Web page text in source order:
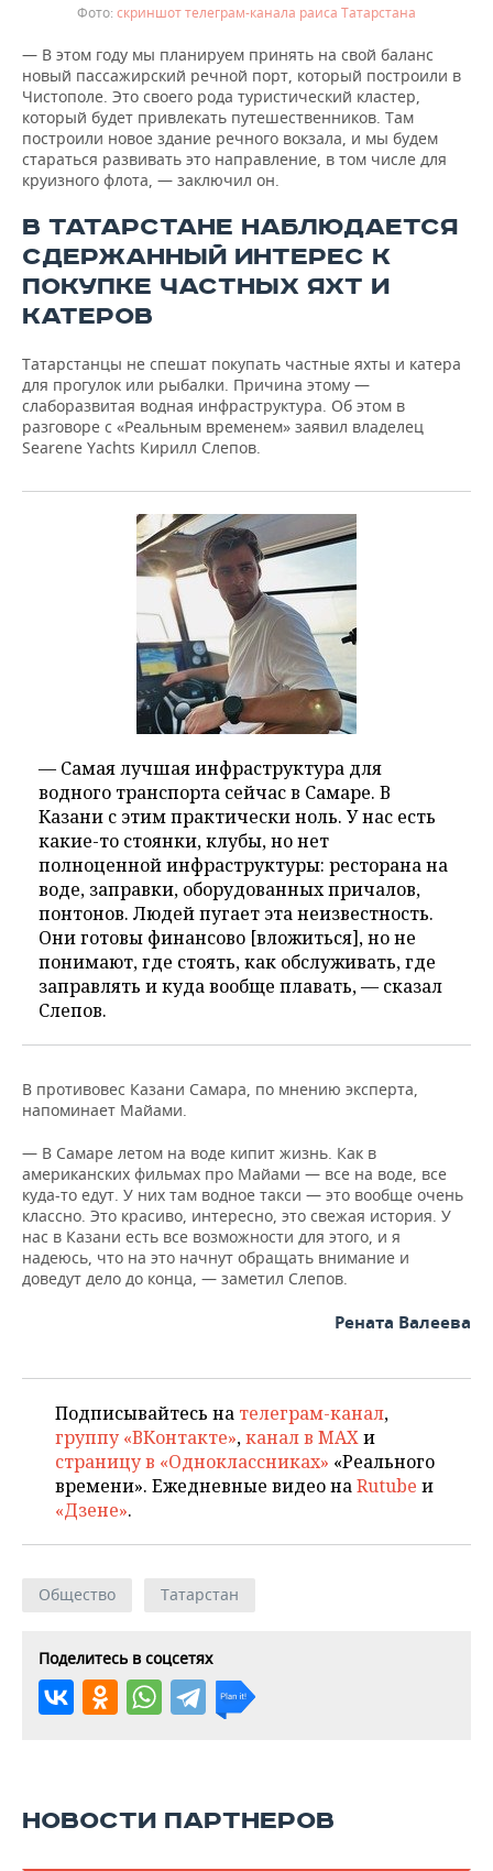
скриншот телеграм-канала раиса Татарстана
— В этом году мы планируем принять на свой баланс
новый пассажирский речной порт, который построили в
Чистополе. Это своего рода туристический кластер,
который будет привлекать путешественников. Там
построили новое здание речного вокзала, и мы будем
стараться развивать это направление, в том числе для
круизного флота, — заключил он.
В ТАТАРСТАНЕ НАБЛЮДАЕТСЯ
СДЕРЖАННЫЙ ИНТЕРЕС К
ПОКУПКЕ ЧАСТНЫХ ЯХТ И
КАТЕРОВ
Татарстанцы не спешат покупать частные яхты и катера
для прогулок или рыбалки. Причина этому —
слаборазвитая водная инфраструктура. Об этом в
разговоре с «Реальным временем» заявил владелец
Searene Yachts Кирилл Слепов.
— Самая лучшая инфраструктура для
водного транспорта сейчас в Самаре. В
Казани с этим практически ноль. У нас есть
какие-то стоянки, клубы, но нет
полноценной инфраструктуры: ресторана на
воде, заправки, оборудованных причалов,
понтонов. Людей пугает эта неизвестность.
Они готовы финансово [вложиться], но не
понимают, где стоять, как обслуживать, где
заправлять и куда вообще плавать, — сказал
Слепов.
В противовес Казани Самара, по мнению эксперта,
напоминает Майами.
— В Самаре летом на воде кипит жизнь. Как в
американских фильмах про Майами — все на воде, все
куда-то едут. У них там водное такси — это вообще очень
классно. Это красиво, интересно, это свежая история. У
нас в Казани есть все возможности для этого, и я
надеюсь, что на это начнут обращать внимание и
доведут дело до конца, — заметил Слепов.
Рената Валеева
Подписывайтесь на телеграм-канал,
группу «ВКонтакте»,канал в MAXи
страницу в «Одноклассниках» «Реального
времени». Ежедневные видео наRutube и
«Дзене».
Общество Татарстан
Поделитесь в соцсетях
НОВОСТИ ПАРТНЕРОВ